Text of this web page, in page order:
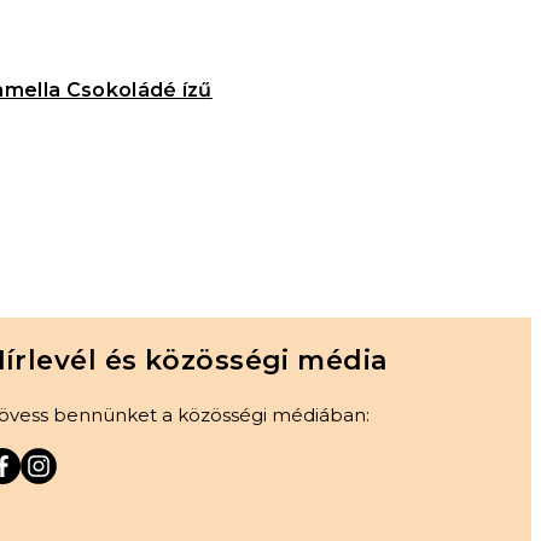
Csokoládé ízű
és közösségi média
bennünket a közösségi médiában: